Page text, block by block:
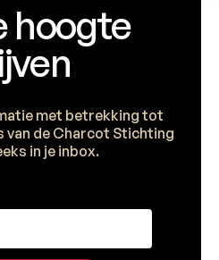
hoogte
met betrekking tot
van de Charcot Stichting
in je inbox.